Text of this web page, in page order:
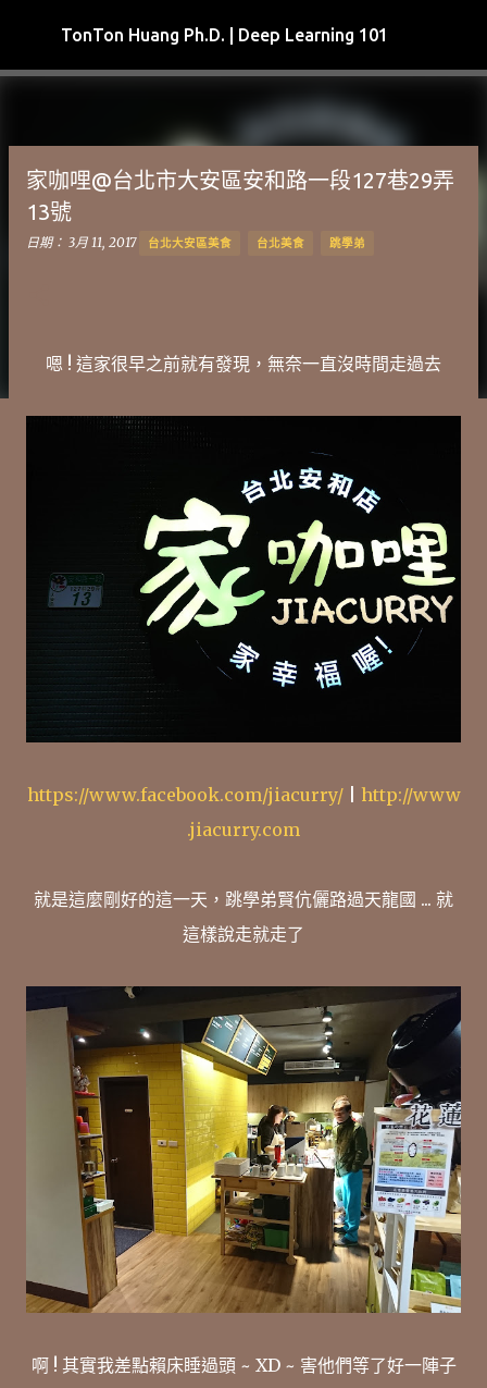
跳到主要內容
TonTon Huang Ph.D. | Deep Learning 101
家咖哩@台北市大安區安和路一段127巷29弄
13號
日期： 3月 11, 2017 台北大安區美食 台北美食 跳學弟
嗯 ! 這家很早之前就有發現，無奈一直沒時間走過去
https://www.facebook.com/jiacurry/| http://www
.jiacurry.com
就是這麼剛好的這一天，跳學弟賢伉儷路過天龍國 ... 就
這樣說走就走了
啊 ! 其實我差點賴床睡過頭 ~ XD ~ 害他們等了好一陣子